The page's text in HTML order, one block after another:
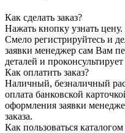
Как сделать заказ?
Нажать кнопку узнать цену.
Смело регистрируйтесь и
заявки менеджер сам Вам
деталей и
Как оплатить заказ?
Наличный, безналичный
оплата банковской
оформления заявки
заказа.
Как пользоваться